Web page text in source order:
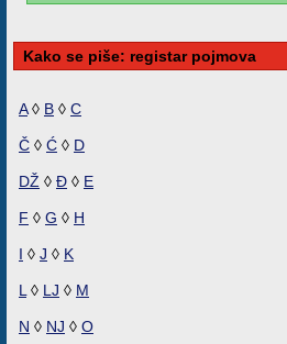
Kako se piše: registar pojmova
A◊ B ◊ C
Č ◊ Ć ◊ D
DŽ ◊ Đ ◊ E
F ◊ G ◊ H
I ◊ J ◊ K
L ◊ LJ ◊ M
N ◊ NJ ◊ O